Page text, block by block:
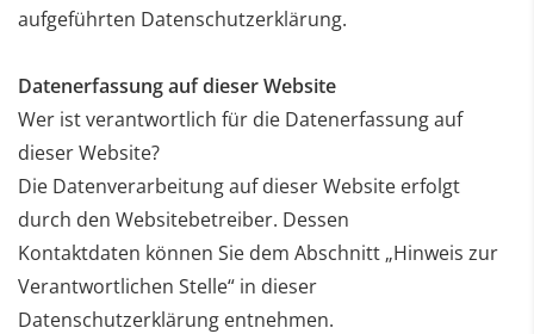
aufgeführten Datenschutzerklärung.
Datenerfassung auf dieser Website
Wer ist verantwortlich für die Datenerfassung auf
dieser Website?
Die Datenverarbeitung auf dieser Website erfolgt
durch den Websitebetreiber. Dessen
Kontaktdaten können Sie dem Abschnitt „Hinweis zur
Verantwortlichen Stelle“ in dieser
Datenschutzerklärung entnehmen.